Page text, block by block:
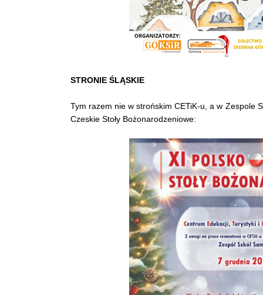
STRONIE ŚLĄSKIE
Tym razem nie w strońskim CETiK-u, a w Zespole
Czeskie Stoły Bożonarodzeniowe: